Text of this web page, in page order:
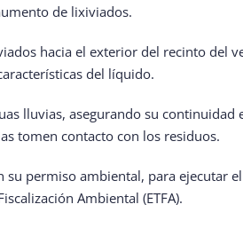
de lixiviados.
hacia el exterior del recinto del
del líquido.
lluvias, asegurando su
tomen contacto con los residuos.
permiso ambiental, para ejecutar
Ambiental (ETFA).